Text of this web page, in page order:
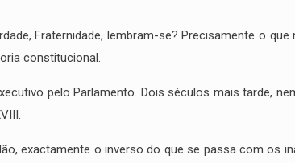
Fraternidade, lembram-se? Precisamente o
constitucional.
pelo Parlamento. Dois séculos mais tarde,
exactamente o inverso do que se passa com os